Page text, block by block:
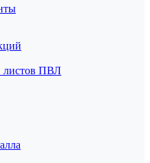
листов ПВЛ